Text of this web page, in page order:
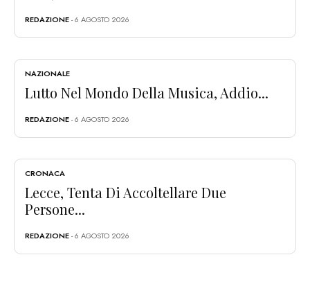
REDAZIONE- 6 AGOSTO 2026
NAZIONALE
Lutto Nel Mondo Della Musica, Addio...
REDAZIONE- 6 AGOSTO 2026
CRONACA
Lecce, Tenta Di Accoltellare Due
Persone...
REDAZIONE- 6 AGOSTO 2026